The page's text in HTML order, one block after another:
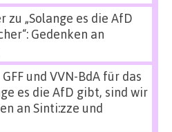
zu „Solange es die AfD
Gedenken an
und VVN-BdA für das
es die AfD gibt, sind wir
an Sinti:zze und